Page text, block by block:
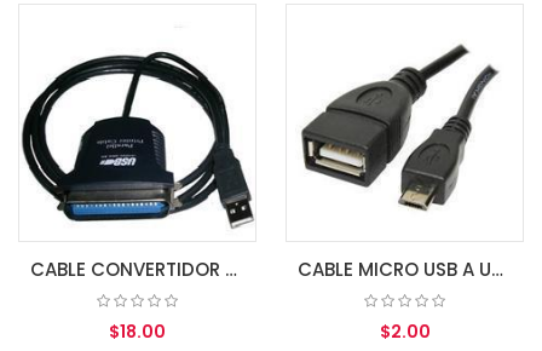
CABLE CONVERTIDOR USB A PARALELO 1284 1.0 MT MACHO
$18.00
CABLE MICRO USB A USB FEMALE OTG
$2.00